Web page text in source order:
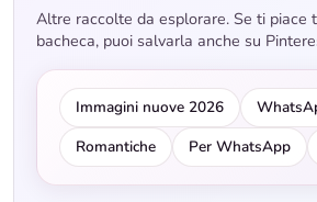
Altre raccolte da esplorare. Se ti piace
bacheca, puoi salvarla anche su
Immagini nuove 2026
Romantiche
Per WhatsApp